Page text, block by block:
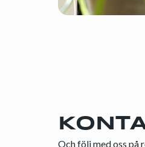
Och följ med oss på